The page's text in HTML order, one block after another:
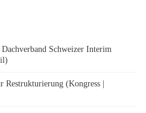
Schweizer Interim
(Kongress |